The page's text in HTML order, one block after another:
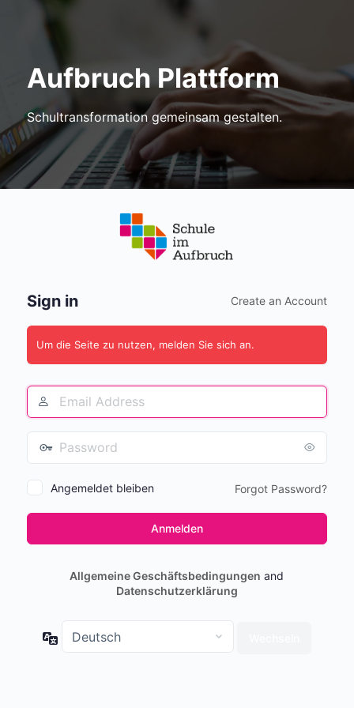
Aufbruch Plattform
Schultransformation gemeinsam gestalten.
Sign in Create an Account
Um die Seite zu nutzen, melden Sie sich an.
Angemeldet bleiben Forgot Password?
Allgemeine Geschäftsbedingungen and
Datenschutzerklärung
Sprache